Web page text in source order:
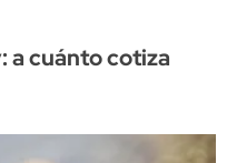
a cuánto cotiza